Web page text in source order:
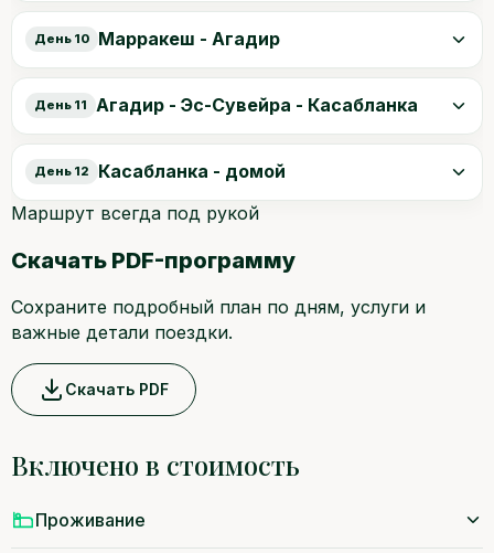
День 10 Марракеш - Агадир
День 11 Агадир - Эс-Сувейра - Касабланка
День 12
Касабланка - домой
Маршрут всегда под рукой
Скачать PDF-программу
Сохраните подробный план по дням, услуги и
важные детали поездки.
Скачать PDF
Включено в стоимость
Проживание